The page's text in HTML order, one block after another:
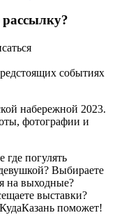
событиях
набережной 2023.
фотографии и
где погулять
Выбираете
на выходные?
выставки?
поможет!